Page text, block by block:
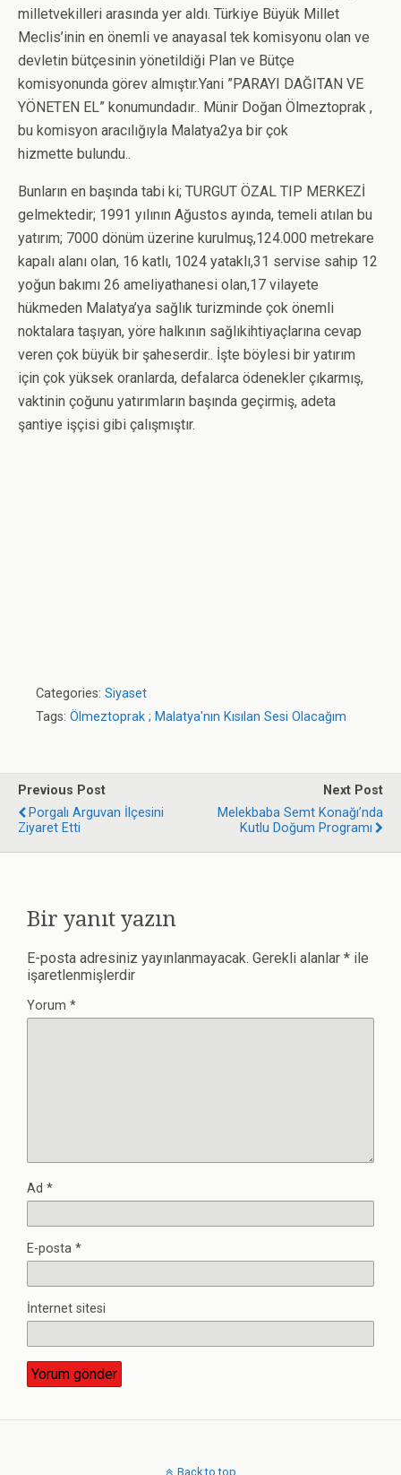
milletvekilleri arasında yer aldı. Türkiye Büyük Millet
Meclis’inin en önemli ve anayasal tek komisyonu olan ve
devletin bütçesinin yönetildiği Plan ve Bütçe
komisyonunda görev almıştır.Yani ”PARAYI DAĞITAN VE
YÖNETEN EL” konumundadır.. Münir Doğan Ölmeztoprak ,
bu komisyon aracılığıyla Malatya2ya bir çok
hizmette bulundu..
Bunların en başında tabi ki; TURGUT ÖZAL TIP MERKEZİ
gelmektedir; 1991 yılının Ağustos ayında, temeli atılan bu
yatırım; 7000 dönüm üzerine kurulmuş,124.000 metrekare
kapalı alanı olan, 16 katlı, 1024 yataklı,31 servise sahip 12
yoğun bakımı 26 ameliyathanesi olan,17 vilayete
hükmeden Malatya’ya sağlık turizminde çok önemli
noktalara taşıyan, yöre halkının sağlıkihtiyaçlarına cevap
veren çok büyük bir şaheserdir.. İşte böylesi bir yatırım
için çok yüksek oranlarda, defalarca ödenekler çıkarmış,
vaktinin çoğunu yatırımların başında geçirmiş, adeta
şantiye işçisi gibi çalışmıştır.
Categories: Siyaset
Tags: Ölmeztoprak ; Malatya'nın Kısılan Sesi Olacağım
Previous Post
Porgalı Arguvan İlçesini
Ziyaret Etti
Next Post
Melekbaba Semt Konağı’nda
Kutlu Doğum Programı
Bir yanıt yazın
E-posta adresiniz yayınlanmayacak. Gerekli alanlar * ile
işaretlenmişlerdir
Yorum *
Ad *
E-posta *
İnternet sitesi
Back to top